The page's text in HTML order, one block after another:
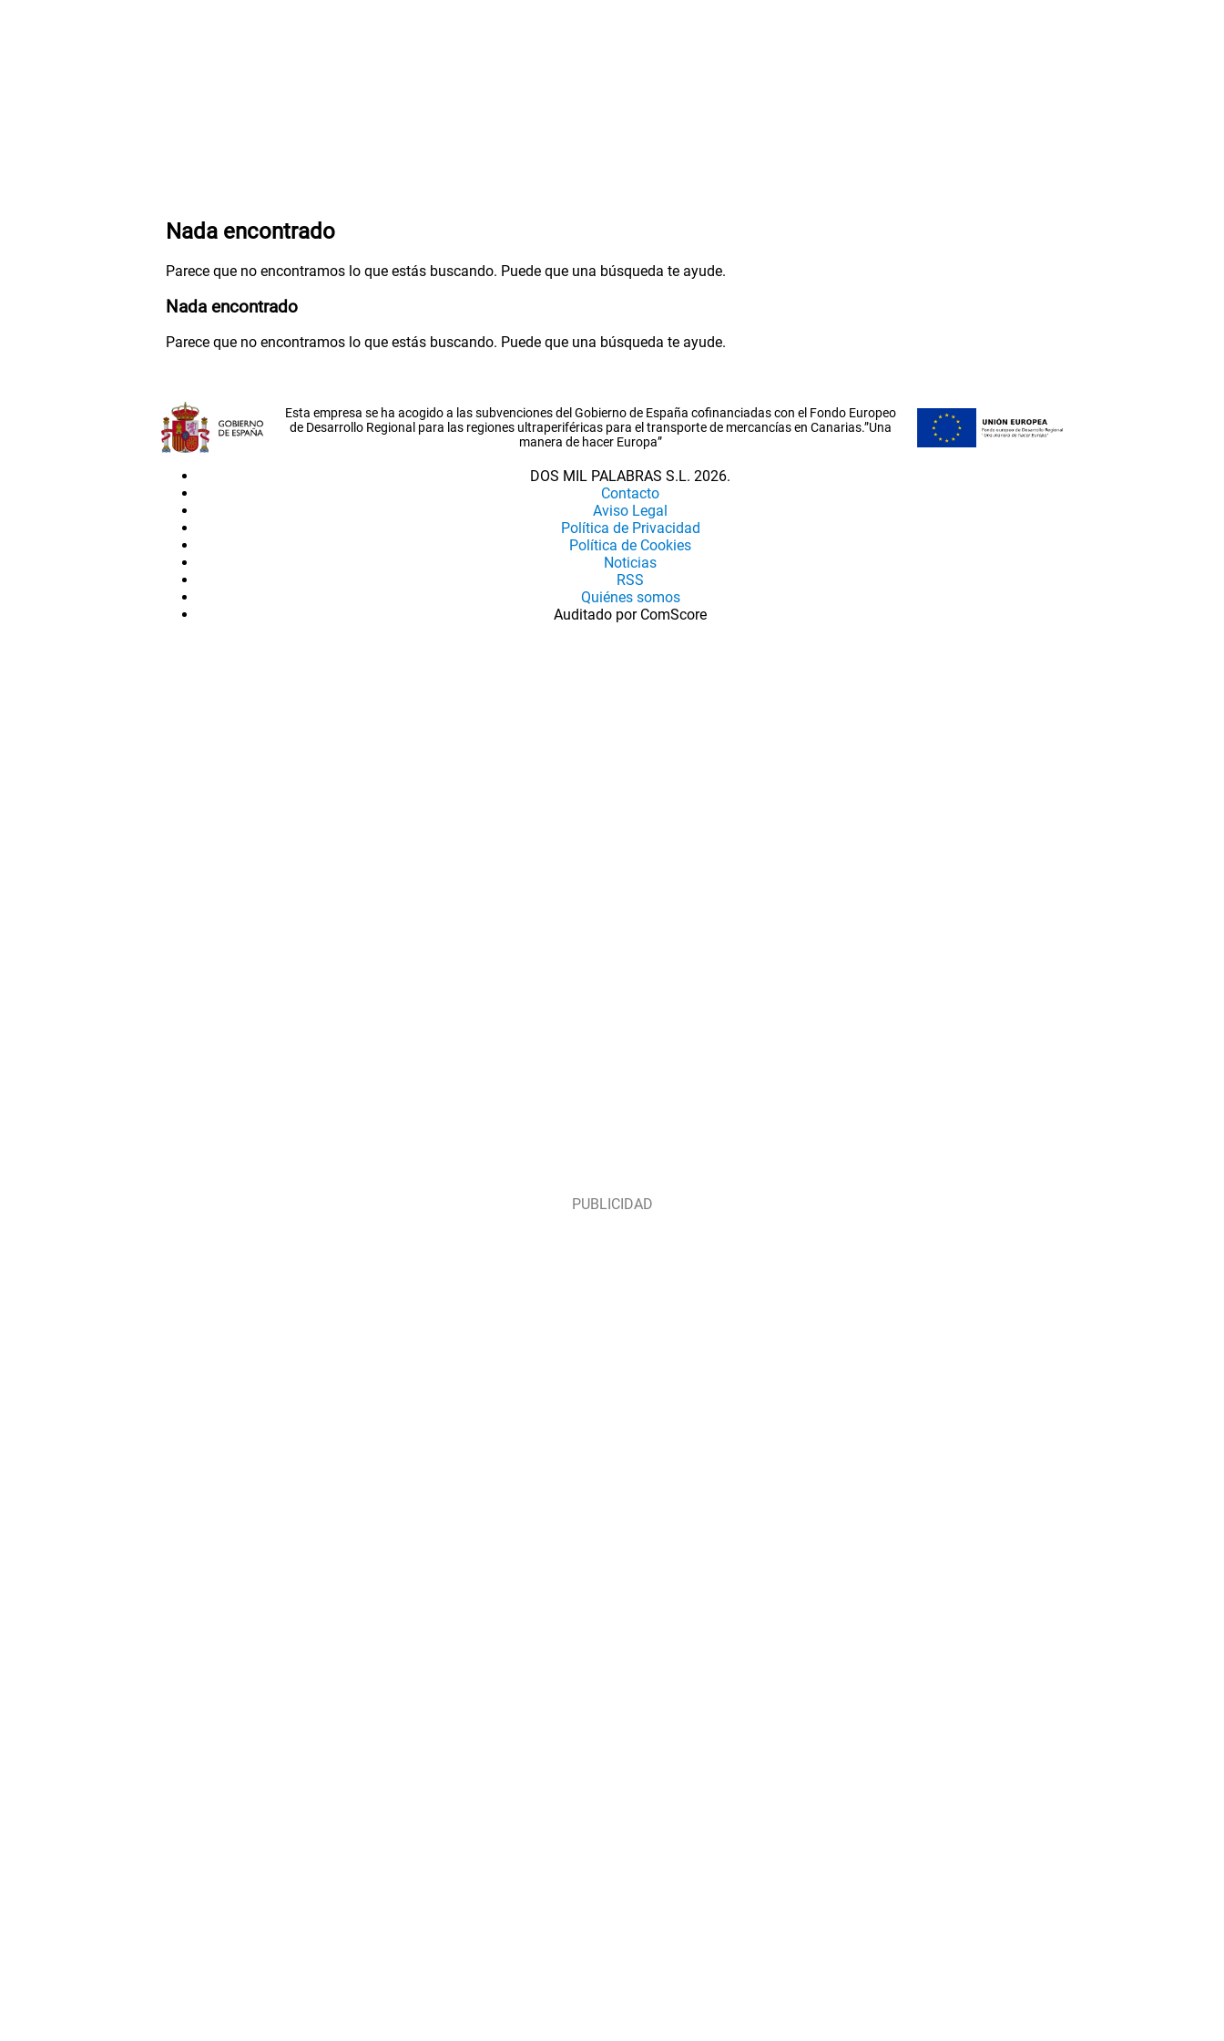
Nada encontrado
Parece que no encontramos lo que estás buscando. Puede que una búsqueda te ayude.
Nada encontrado
Parece que no encontramos lo que estás buscando. Puede que una búsqueda te ayude.
Esta empresa se ha acogido a las subvenciones del Gobierno de España cofinanciadas con el Fondo Europeo
de Desarrollo Regional para las regiones ultraperiféricas para el transporte de mercancías en Canarias.”Una
manera de hacer Europa”
DOS MIL PALABRAS S.L. 2026.
Contacto
Aviso Legal
Política de Privacidad
Política de Cookies
Noticias
RSS
Quiénes somos
Auditado por ComScore